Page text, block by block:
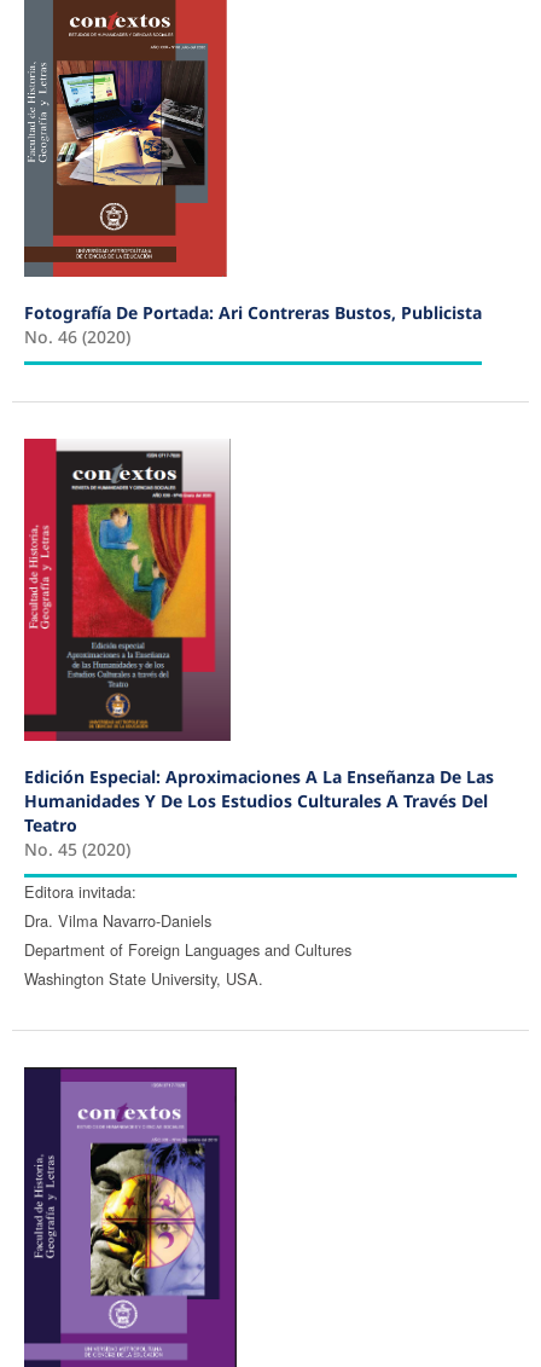
Fotografía De Portada: Ari Contreras Bustos, Publicista
No. 46 (2020)
Edición Especial: Aproximaciones A La Enseñanza De Las
Humanidades Y De Los Estudios Culturales A Través Del
Teatro
No. 45 (2020)
Editora invitada:
Dra. Vilma Navarro-Daniels
Department of Foreign Languages and Cultures
Washington State University, USA.